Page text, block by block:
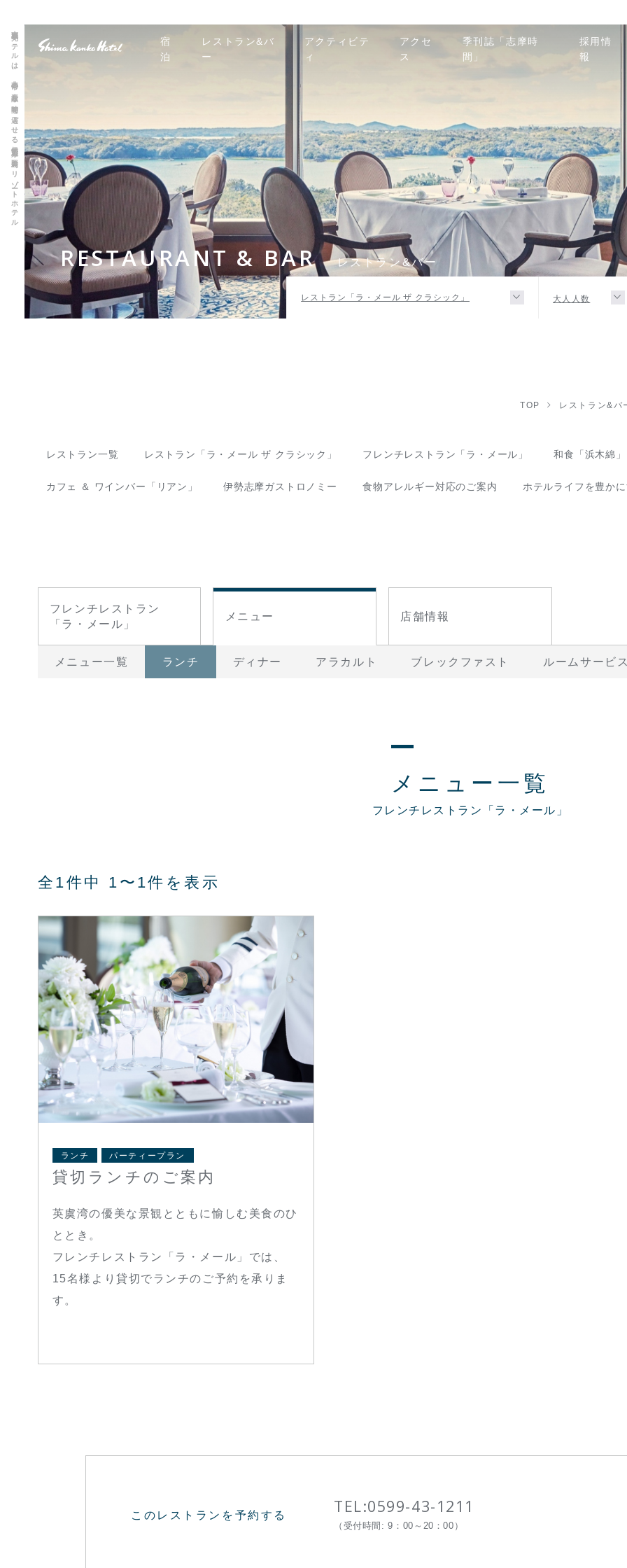
志摩観光ホテルは、非日常の素敵な時間を過ごせる伊勢志摩 賢島のリゾートホテル
宿
泊
レストラン&バ
ー
アクティビテ
ィ
アクセ
ス
季刊誌「志摩時
間」
採用情
報
RESTAURANT & BAR レストラン&バー
レストラン「ラ・メール ザ クラシック」 大人人数
TOP レストラン&バ
レストラン一覧 レストラン「ラ・メール ザ クラシック」 フレンチレストラン「ラ・メール」 和食「浜木綿」
カフェ ＆ ワインバー「リアン」 伊勢志摩ガストロノミー 食物アレルギー対応のご案内 ホテルライフを豊かに
フレンチレストラン
「ラ・メール」
メニュー 店舗情報
メニュー一覧 ランチ ディナー アラカルト ブレックファスト ルームサービス
メニュー一覧
フレンチレストラン「ラ・メール」
全1件中 1〜1件を表示
ランチ パーティープラン
貸切ランチのご案内
英虞湾の優美な景観とともに愉しむ美食のひ
ととき。
フレンチレストラン「ラ・メール」では、
15名様より貸切でランチのご予約を承りま
す。
このレストランを予約する TEL:0599-43-1211
（受付時間: 9：00～20：00）